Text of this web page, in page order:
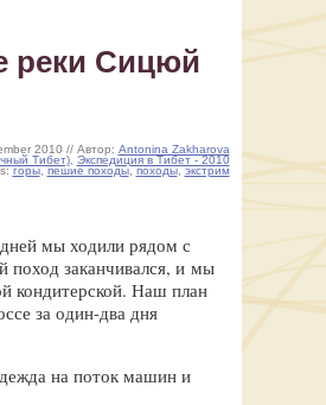
реки Сицюй
2010 // Автор: Antonina Zakharova
Тибет), Экспедиция в Тибет - 2010
горы,пешие походы,походы,экстрим
мы ходили рядом с
поход заканчивался, и мы
кондитерской. Наш план
за один-два дня
на поток машин и